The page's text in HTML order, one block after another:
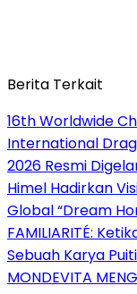
Berita Terkait
16th Worldwide
International
2026 Resmi
Himel Hadirkan
Global “Dream
FAMILIARITÉ:
Sebuah Karya
MONDEVITA